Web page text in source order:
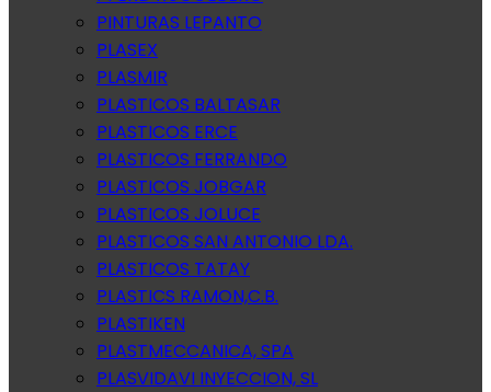
PINTURAS LEPANTO
PLASEX
PLASMIR
PLASTICOS BALTASAR
PLASTICOS ERCE
PLASTICOS FERRANDO
PLASTICOS JOBGAR
PLASTICOS JOLUCE
PLASTICOS SAN ANTONIO LDA.
PLASTICOS TATAY
PLASTICS RAMON,C.B.
PLASTIKEN
PLASTMECCANICA, SPA
PLASVIDAVI INYECCION, SL